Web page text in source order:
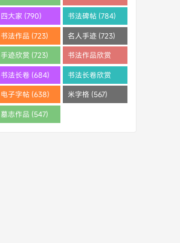
四大家 (790) 书法碑帖 (784)
书法作品 (723) 名人手迹 (723)
手迹欣赏 (723)
书法作品欣赏
(710)
书法长卷 (684)
书法长卷欣赏
(682)
电子字帖 (638) 米字格 (567)
墓志作品 (547)